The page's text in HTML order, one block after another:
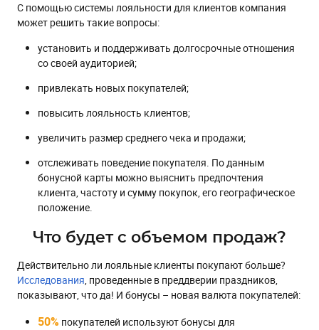
С помощью системы лояльности для клиентов компания
может решить такие вопросы:
установить и поддерживать долгосрочные отношения
со своей аудиторией;
привлекать новых покупателей;
повысить лояльность клиентов;
увеличить размер среднего чека и продажи;
отслеживать поведение покупателя. По данным
бонусной карты можно выяснить предпочтения
клиента, частоту и сумму покупок, его географическое
положение.
Что будет с объемом продаж?
Действительно ли лояльные клиенты покупают больше?
Исследования, проведенные в преддверии праздников,
показывают, что да! И бонусы – новая валюта покупателей:
50% покупателей используют бонусы для